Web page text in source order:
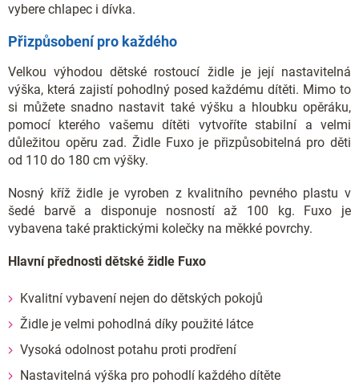
vybere chlapec i dívka.
Přizpůsobení pro každého
Velkou výhodou dětské rostoucí židle je její nastavitelná
výška, která zajistí pohodlný posed každému dítěti. Mimo to
si můžete snadno nastavit také výšku a hloubku opěráku,
pomocí kterého vašemu dítěti vytvoříte stabilní a velmi
důležitou opěru zad. Židle Fuxo je přizpůsobitelná pro děti
od 110 do 180 cm výšky.
Nosný kříž židle je vyroben z kvalitního pevného plastu v
šedé barvě a disponuje nosností až 100 kg. Fuxo je
vybavena také praktickými kolečky na měkké povrchy.
Hlavní přednosti dětské židle Fuxo
Kvalitní vybavení nejen do dětských pokojů
Židle je velmi pohodlná díky použité látce
Vysoká odolnost potahu proti prodření
Nastavitelná výška pro pohodlí každého dítěte